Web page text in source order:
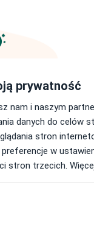
prywatność
nam i naszym
danych do celów
stron
w
stron trzecich.